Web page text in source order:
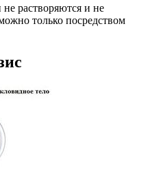
растворяются и не
только посредством